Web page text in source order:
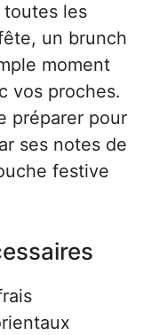
les
un brunch
moment
vos proches.
préparer pour
ses notes de
festive